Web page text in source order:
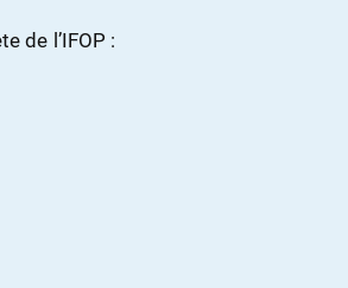
de l’IFOP :